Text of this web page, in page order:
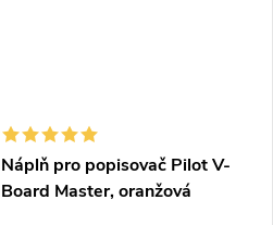
Náplň pro popisovač Pilot V-
Board Master, oranžová